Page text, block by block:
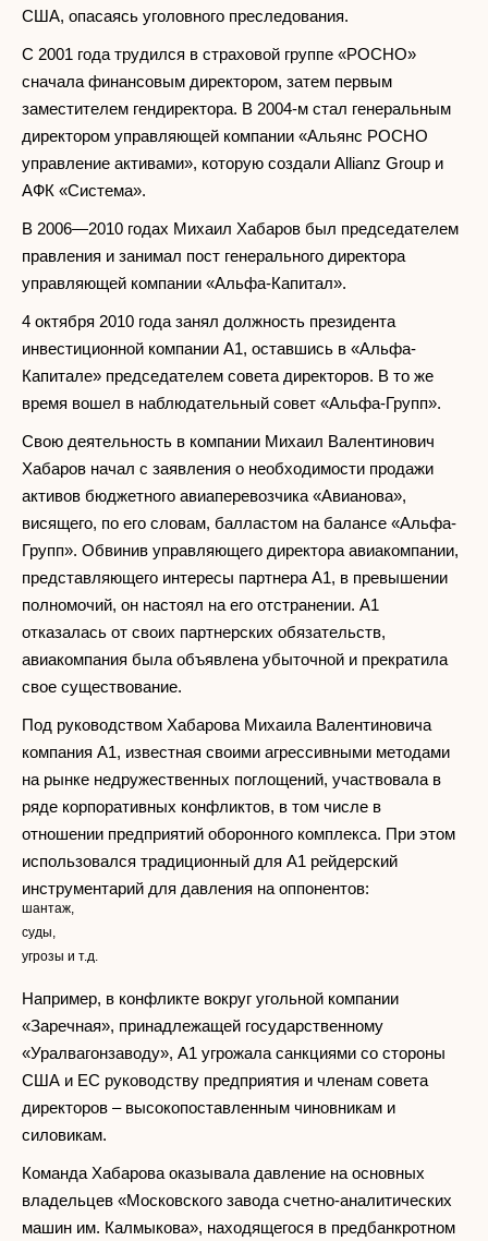
США, опасаясь уголовного преследования.
С 2001 года трудился в страховой группе «РОСНО»
сначала финансовым директором, затем первым
заместителем гендиректора. В 2004-м стал генеральным
директором управляющей компании «Альянс РОСНО
управление активами», которую создали Allianz Group и
АФК «Система».
В 2006—2010 годах Михаил Хабаров был председателем
правления и занимал пост генерального директора
управляющей компании «Альфа-Капитал».
4 октября 2010 года занял должность президента
инвестиционной компании А1, оставшись в «Альфа-
Капитале» председателем совета директоров. В то же
время вошел в наблюдательный совет «Альфа-Групп».
Свою деятельность в компании Михаил Валентинович
Хабаров начал с заявления о необходимости продажи
активов бюджетного авиаперевозчика «Авианова»,
висящего, по его словам, балластом на балансе «Альфа-
Групп». Обвинив управляющего директора авиакомпании,
представляющего интересы партнера А1, в превышении
полномочий, он настоял на его отстранении. А1
отказалась от своих партнерских обязательств,
авиакомпания была объявлена убыточной и прекратила
свое существование.
Под руководством Хабарова Михаила Валентиновича
компания А1, известная своими агрессивными методами
на рынке недружественных поглощений, участвовала в
ряде корпоративных конфликтов, в том числе в
отношении предприятий оборонного комплекса. При этом
использовался традиционный для А1 рейдерский
инструментарий для давления на оппонентов:
шантаж,
суды,
угрозы и т.д.
Например, в конфликте вокруг угольной компании
«Заречная», принадлежащей государственному
«Уралвагонзаводу», А1 угрожала санкциями со стороны
США и ЕС руководству предприятия и членам совета
директоров – высокопоставленным чиновникам и
силовикам.
Команда Хабарова оказывала давление на основных
владельцев «Московского завода счетно-аналитических
машин им. Калмыкова», находящегося в предбанкротном